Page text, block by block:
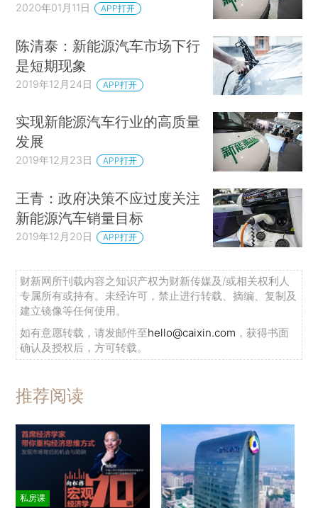
2020年01月11日 APP打开
陈清泰：新能源汽车市场下行
是短期现象
2019年12月24日 APP打开
实现新能源汽车行业的高质量
发展
2019年12月23日 APP打开
王青：政府决策不应过度关注
新能源汽车销量目标
2019年12月20日 APP打开
财新网所刊载内容之知识产权为财新传媒及/或相关权利人
专属所有或持有。未经许可，禁止进行转载、摘编、复制及
建立镜像等任何使用。
如有意愿转载，请发邮件至hello@caixin.com ，获得书面
确认及授权后，方可转载。
推荐阅读
私房课